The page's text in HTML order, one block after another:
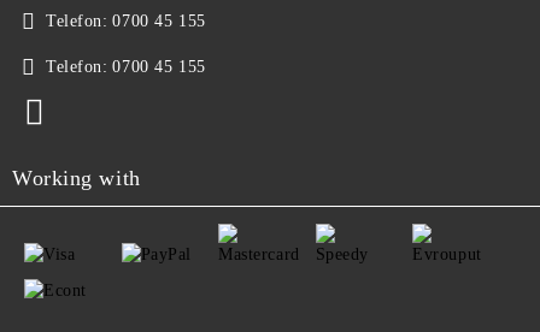
Telefon: 0700 45 155
Telefon: 0700 45 155
Working with